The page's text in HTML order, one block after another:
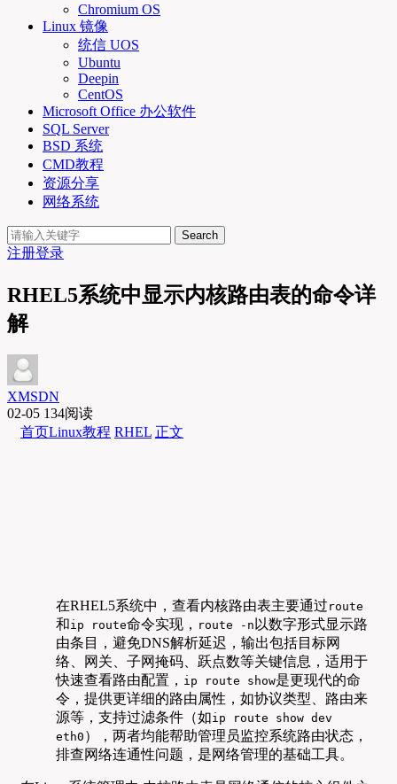
Chromium OS
Linux 镜像
统信 UOS
Ubuntu
Deepin
CentOS
Microsoft Office 办公软件
SQL Server
BSD 系统
CMD教程
资源分享
网络系统
Search
注册登录
RHEL5系统中显示内核路由表的命令详
解
XMSDN
02-05 134阅读
首页Linux教程 RHEL 正文
在RHEL5系统中，查看内核路由表主要通过 route
和ip route命令实现， route -n以数字形式显示路
由条目，避免DNS解析延迟，输出包括目标网
络、网关、子网掩码、跃点数等关键信息，适用于
快速查看路由配置， ip route show是更现代的命
令，提供更详细的路由属性，如协议类型、路由来
源等，支持过滤条件（如ip route show dev
eth0 ），两者均能帮助管理员监控系统路由状态，
排查网络连通性问题，是网络管理的基础工具。